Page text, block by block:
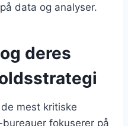
data og analyser.
deres
mest kritiske
bureauer fokuserer på